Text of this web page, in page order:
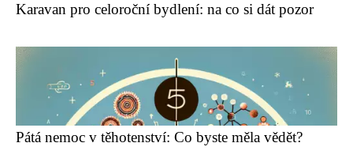
Karavan pro celoroční bydlení: na co si dát pozor
Pátá nemoc v těhotenství: Co byste měla vědět?